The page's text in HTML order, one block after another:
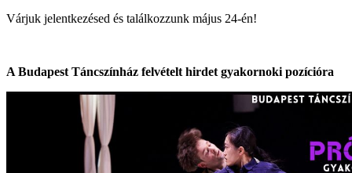
Várjuk jelentkezésed és találkozzunk május 24-én!
A Budapest Táncszínház felvételt hirdet gyakornoki pozícióra